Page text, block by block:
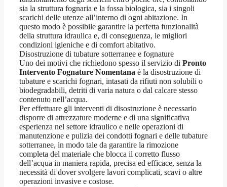
sia la struttura fognaria e la fossa biologica, sia i singoli
scarichi delle utenze all’interno di ogni abitazione. In
questo modo è possibile garantire la perfetta funzionalità
della struttura idraulica e, di conseguenza, le migliori
condizioni igieniche e di comfort abitativo.
Disostruzione di tubature sotterranee e fognature
Uno dei motivi che richiedono spesso il servizio di Pronto
Intervento Fognature Nomentana è la disostruzione di
tubature e scarichi fognari, intasati da rifiuti non solubili o
biodegradabili, detriti di varia natura o dal calcare stesso
contenuto nell’acqua.
Per effettuare gli interventi di disostruzione è necessario
disporre di attrezzature moderne e di una significativa
esperienza nel settore idraulico e nelle operazioni di
manutenzione e pulizia dei condotti fognari e delle tubature
sotterranee, in modo tale da garantire la rimozione
completa del materiale che blocca il corretto flusso
dell’acqua in maniera rapida, precisa ed efficace, senza la
necessità di dover svolgere lavori complicati, scavi o altre
operazioni invasive e costose.